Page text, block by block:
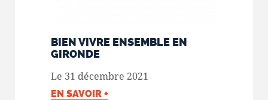
BIEN VIVRE ENSEMBLE EN
GIRONDE
Le 31 décembre 2021
EN SAVOIR +